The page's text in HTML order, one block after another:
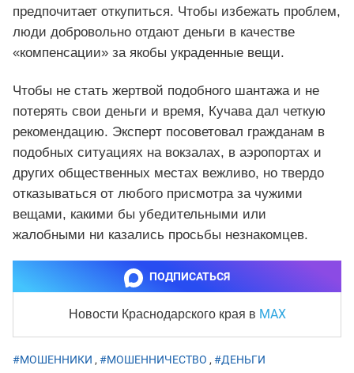
предпочитает откупиться. Чтобы избежать проблем,
люди добровольно отдают деньги в качестве
«компенсации» за якобы украденные вещи.
Чтобы не стать жертвой подобного шантажа и не
потерять свои деньги и время, Кучава дал четкую
рекомендацию. Эксперт посоветовал гражданам в
подобных ситуациях на вокзалах, в аэропортах и
других общественных местах вежливо, но твердо
отказываться от любого присмотра за чужими
вещами, какими бы убедительными или
жалобными ни казались просьбы незнакомцев.
ПОДПИСАТЬСЯ
Новости Краснодарского края в MAX
#МОШЕННИКИ , #МОШЕННИЧЕСТВО , #ДЕНЬГИ